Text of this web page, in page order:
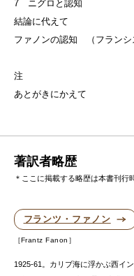
7 ニグロと認知
結論に代えて
ファノンの認知 （フランシ
注
あとがきにかえて
著訳者略歴
＊ここに掲載する略歴は本書刊行
フランツ・ファノン
Frantz Fanon
1925-61。カリブ海に浮かぶ西イ